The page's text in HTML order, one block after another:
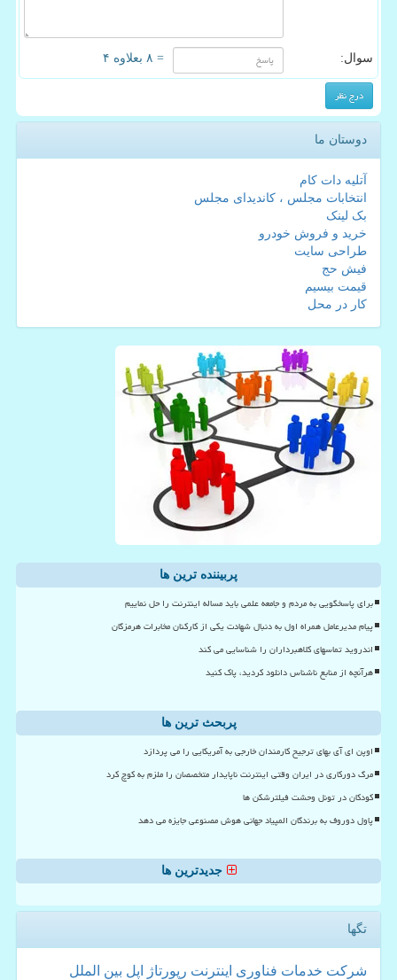
سوال: = ۸ بعلاوه ۴
دوستان ما
آتلیه دات کام
انتخابات مجلس ، کاندیدای مجلس
بک لینک
خرید و فروش خودرو
طراحی سایت
فیش حج
قیمت بیسیم
کار در محل
پربیننده ترین ها
برای پاسخگویی به مردم و جامعه علمی باید مساله اینترنت را حل نماییم
پیام مدیرعامل همراه اول به دنبال شهادت یکی از کارکنان مخابرات هرمزگان
اندروید تماسهای کلاهبرداران را شناسایی می کند
هرآنچه از منابع ناشناس دانلود کردید، پاک کنید
پربحث ترین ها
اوپن ای آی بهای ترجیح کارمندان خارجی به آمریکایی را می پردازد
مرگ دورکاری در ایران وقتی اینترنت ناپایدار متخصصان را ملزم به کوچ کرد
کودکان در تونل وحشت فیلترشکن ها
پاول دوروف به برندگان المپیاد جهانی هوش مصنوعی جایزه می دهد
جدیدترین ها
تگها
شركت خدمات فناوری اینترنت رپورتاژ اپل بین الملل